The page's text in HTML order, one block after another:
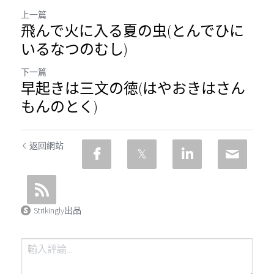
上一篇
飛んで火に入る夏の虫(とんでひに
いるなつのむし)
下一篇
早起きは三文の徳(はやおきはさん
もんのとく)
返回網站
Strikingly出品